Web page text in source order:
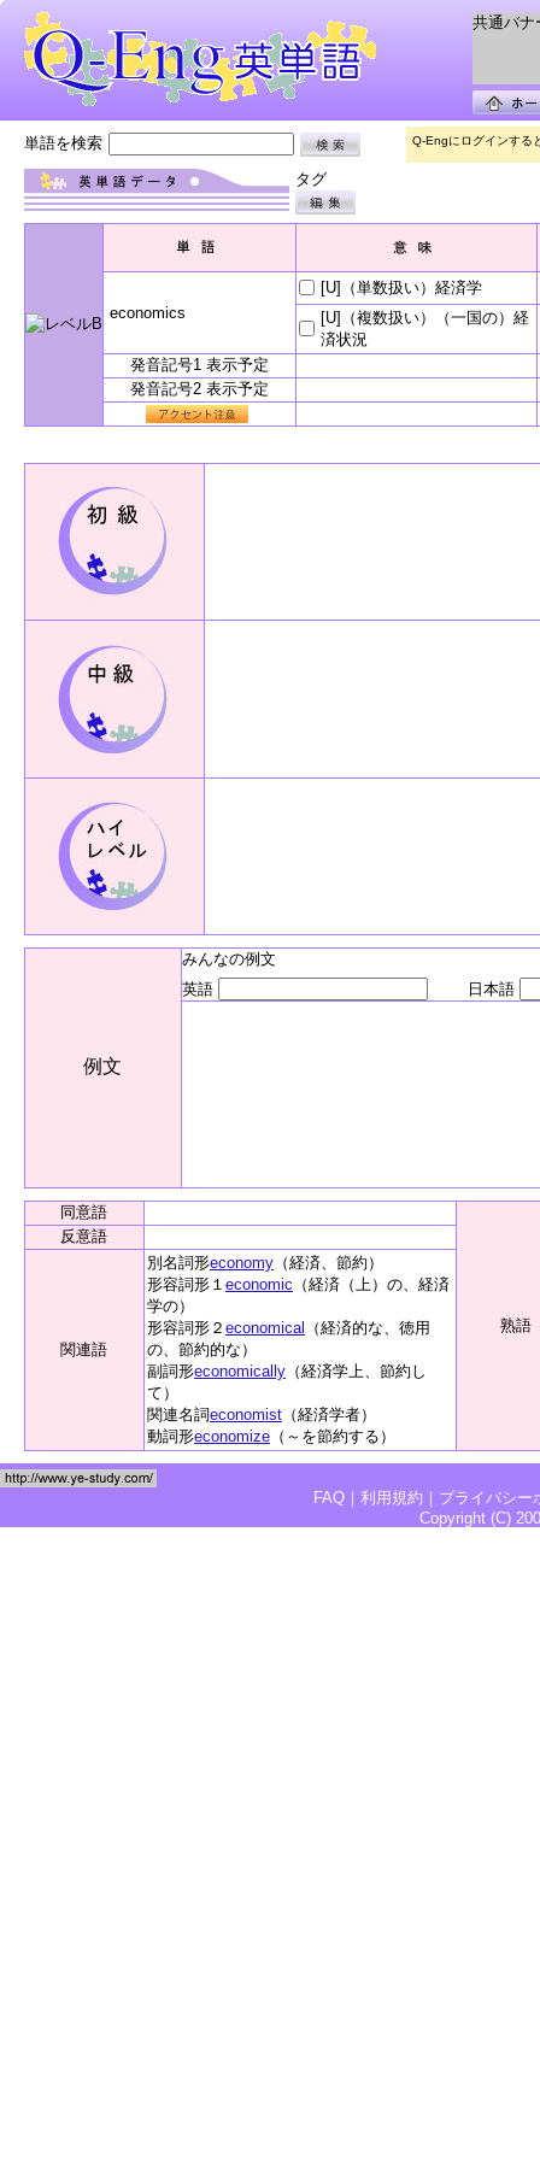
共通バナ
単語を検索 Q-Engにログインする
タグ
economics
[U]（単数扱い）経済学
[U]（複数扱い）（一国の）経
済状況
発音記号1 表示予定
発音記号2 表示予定
例文
みんなの例文
英語
日本語
同意語
熟語
反意語
関連語
別名詞形economy （経済、節約）
形容詞形１ economic （経済（上）の、経済
学の）
形容詞形２ economical
（経済的な、徳用
の、節約的な）
副詞形economically （経済学上、節約し
て）
関連名詞economist （経済学者）
動詞形economize （～を節約する）
FAQ ｜ 利用規約 ｜ プライバシー
Copyright (C)